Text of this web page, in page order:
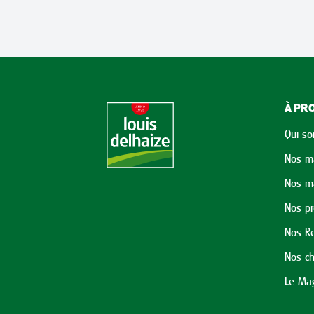
À
Qui
Nos
Nos
Nos
Nos
Nos
Le